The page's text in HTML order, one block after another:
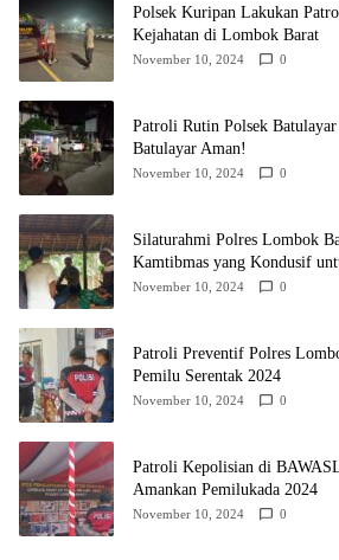
Polsek Kuripan Lakukan
Kejahatan di Lombok Barat
November 10, 2024 0
Patroli Rutin Polsek Batulayar
Batulayar Aman!
November 10, 2024 0
Silaturahmi Polres Lombok
Kamtibmas yang Kondusif
November 10, 2024 0
Patroli Preventif Polres
Pemilu Serentak 2024
November 10, 2024 0
Patroli Kepolisian di
Amankan Pemilukada 2024
November 10, 2024 0